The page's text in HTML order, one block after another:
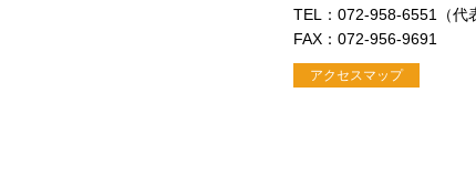
TEL：072-958-6551（代
FAX：072-956-9691
アクセスマップ